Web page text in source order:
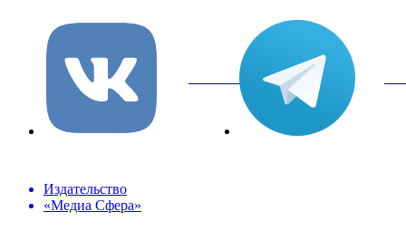
вКонтакте
Издательство
«Медиа Сфера»